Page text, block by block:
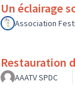
Un éclairage
Association
Restauration
AAATV SPDC